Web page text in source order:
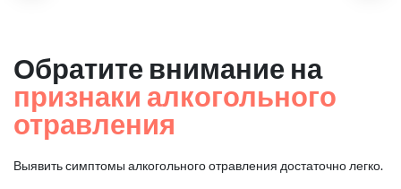
Обратите внимание на
признаки алкогольного
отравления
Выявить симптомы алкогольного отравления достаточно легко.